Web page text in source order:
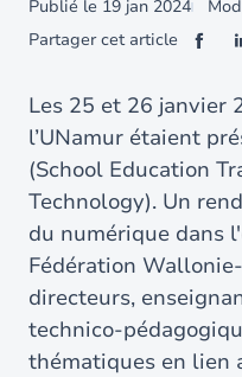
Publié le 19 jan 2024
Partager cet article
Les 25 et 26 janvier
l’UNamur étaient
(School Education
Technology). Un
du numérique dans
Fédération
directeurs,
technico-
thématiques en lien